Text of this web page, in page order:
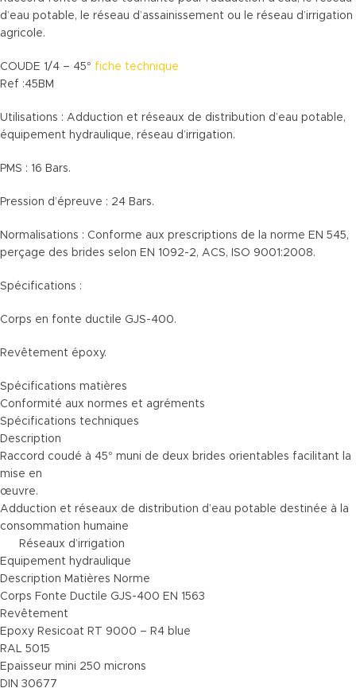
d’eau potable, le réseau d’assainissement ou le réseau d’irrigation
agricole.
COUDE 1/4 – 45° fiche technique
Ref :45BM
Utilisations : Adduction et réseaux de distribution d’eau potable,
équipement hydraulique, réseau d’irrigation.
PMS : 16 Bars.
Pression d’épreuve : 24 Bars.
Normalisations : Conforme aux prescriptions de la norme EN 545,
perçage des brides selon EN 1092-2, ACS, ISO 9001:2008.
Spécifications :
Corps en fonte ductile GJS-400.
Revêtement époxy.
Spécifications matières
Conformité aux normes et agréments
Spécifications techniques
Description
Raccord coudé à 45° muni de deux brides orientables facilitant la
mise en
œuvre.
Adduction et réseaux de distribution d’eau potable destinée à la
consommation humaine
Réseaux d’irrigation
Equipement hydraulique
Description Matières Norme
Corps Fonte Ductile GJS-400 EN 1563
Revêtement
Epoxy Resicoat RT 9000 – R4 blue
RAL 5015
Epaisseur mini 250 microns
DIN 30677